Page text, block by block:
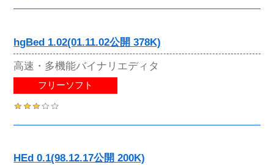
hgBed 1.02(01.11.02公開 378K)
高速・多機能バイナリエディタ
フリーソフト
HEd 0.1(98.12.17公開 200K)